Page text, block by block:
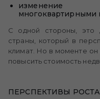
изменение
многоквартирными
С одной стороны, это
страны, который в
климат. Но в моменте
повысить стоимость
ПЕРСПЕКТИВЫ